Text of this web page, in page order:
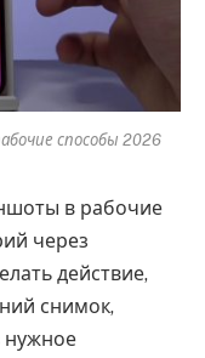
способы 2026
в рабочие
через
действие,
снимок,
нужное